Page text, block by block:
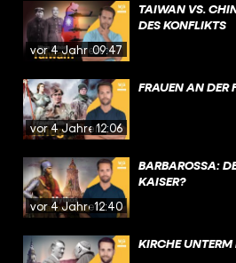
vor 4 Jahren09:47
TAIWAN VS.
DES KONFLIKTS
vor 4 Jahren12:06
FRAUEN AN DER
vor 4 Jahren12:40
BARBAROSSA:
KAISER?
KIRCHE